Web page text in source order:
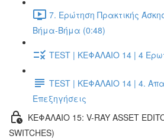
7. Ερώτηση Πρακτικής
Βήμα-Βήμα (0:48)
TEST | ΚΕΦΑΛΑΙΟ 14 | 4
TEST | ΚΕΦΑΛΑΙΟ 14 | 4.
Επεξηγήσεις
ΚΕΦΑΛΑΙΟ 15: V-RAY ASSET
SWITCHES)